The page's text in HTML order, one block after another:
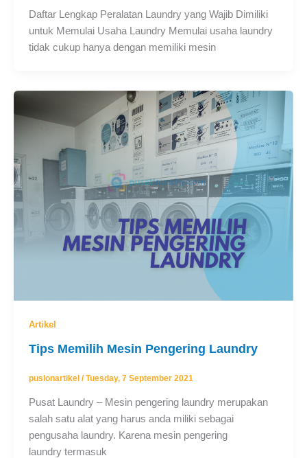
Daftar Lengkap Peralatan Laundry yang Wajib Dimiliki
untuk Memulai Usaha Laundry Memulai usaha laundry
tidak cukup hanya dengan memiliki mesin
Artikel
Tips Memilih Mesin Pengering Laundry
puslonartikel /Tuesday, 7 September 2021
Pusat Laundry – Mesin pengering laundry merupakan
salah satu alat yang harus anda miliki sebagai
pengusaha laundry. Karena mesin pengering
laundry termasuk